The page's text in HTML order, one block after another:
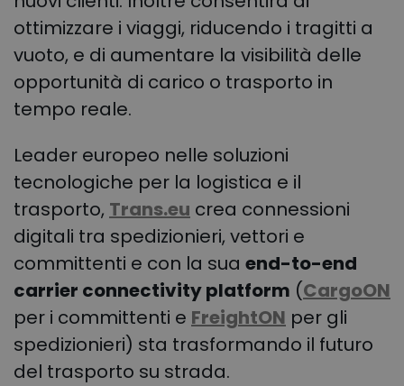
ottimizzare i viaggi, riducendo i tragitti a
vuoto, e di aumentare la visibilità delle
opportunità di carico o trasporto in
tempo reale.
Leader europeo nelle soluzioni
tecnologiche per la logistica e il
trasporto, Trans.eu crea connessioni
digitali tra spedizionieri, vettori e
committenti e con la sua end-to-end
carrier connectivity platform (CargoON
per i committenti e FreightON per gli
spedizionieri) sta trasformando il futuro
del trasporto su strada.